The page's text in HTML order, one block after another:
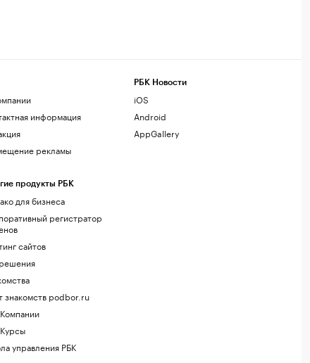
информация
рекламы
продукты РБК
для бизнеса
регистратор
сайтов
знакомств podbor.ru
управления РБК
РБК Новости
iOS
Android
AppGallery